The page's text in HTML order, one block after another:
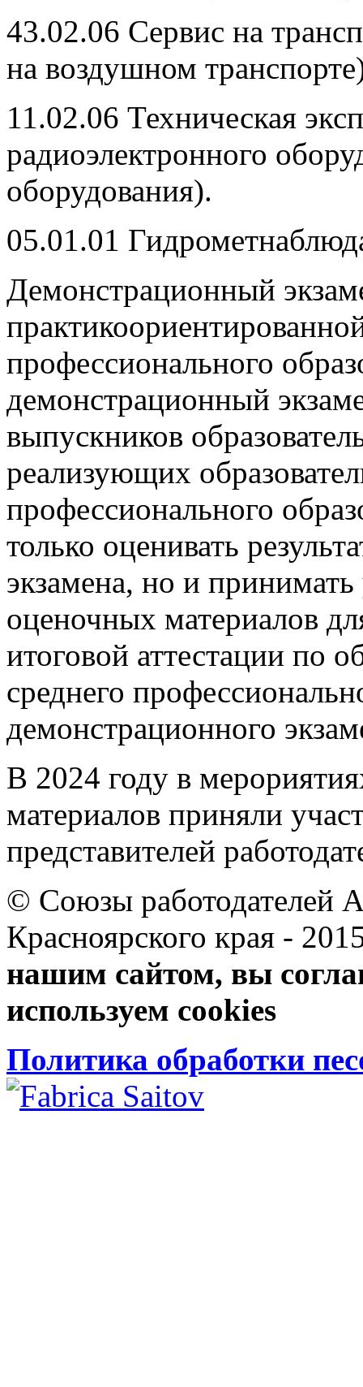
43.02.06 Сервис на
на воздушном
11.02.06 Техническая
радиоэлектронного
оборудования).
05.01.01
Демонстрационный
профессионального
демонстрационный
выпускников
реализующих
профессионального
только оценивать
экзамена, но и
оценочных материалов
итоговой аттестации по
среднего
демонстрационного
В 2024 году в
материалов приняли
представителей
© Союзы работодателей
Красноярского
нашим сайтом, вы
используем cookies
Политика обработки